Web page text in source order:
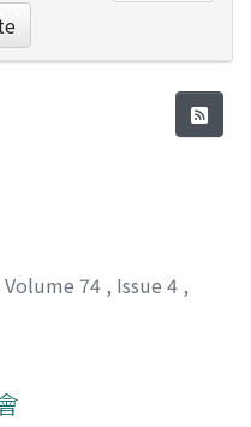
Volume 74 , Issue 4 ,